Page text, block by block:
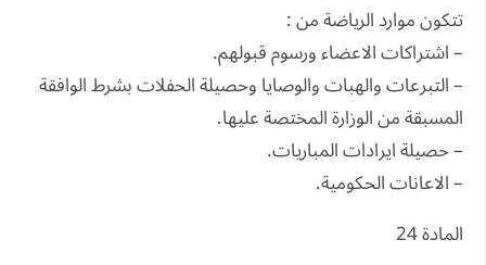
تتكون موارد الرياضة من :
– اشتراكات الاعضاء ورسوم قبولهم.
– التبرعات والهبات والوصايا وحصيلة الحفلات بشرط الوافقة
المسبقة من الوزارة المختصة عليها.
– حصيلة ايرادات المباريات.
– الاعانات الحكومية.
المادة 24